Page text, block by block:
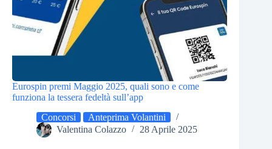
Eurospin premi Maggio 2025, quali sono e come
funziona la tessera fedeltà sull’app
Concorsi
Anteprima Volantini
Valentina Colazzo
28 Aprile 2025